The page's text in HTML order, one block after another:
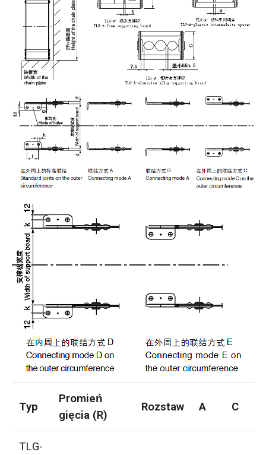
Typ
Promień
gięcia (R)
Rozstaw A C
TLG-